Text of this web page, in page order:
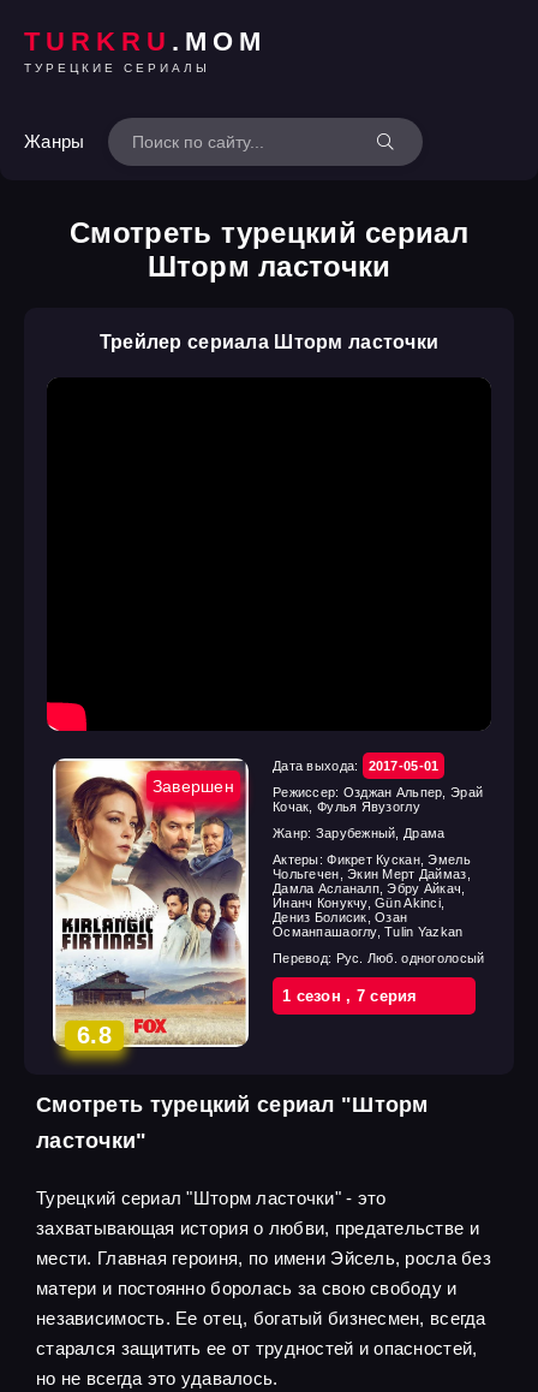
TURKRU .MOM
ТУРЕЦКИЕ СЕРИАЛЫ
Жанры
Смотреть турецкий сериал
Шторм ласточки
Трейлер сериала Шторм ласточки
Завершен
6.8
Дата выхода:
2017-05-01
Режиссер: Озджан Альпер, Эрай
Кочак, Фулья Явузоглу
Жанр: Зарубежный, Драма
Актеры:Фикрет Кускан, Эмель
Чольгечен, Экин Мерт Даймаз,
Дамла Асланалп, Эбру Айкач,
Инанч Конукчу, Gün Akinci,
Дениз Болисик, Озан
Османпашаоглу, Tulin Yazkan
Перевод: Рус. Люб. одноголосый
1 cезон, 7 cерия
Смотреть турецкий сериал "Шторм
ласточки"
Турецкий сериал "Шторм ласточки" - это
захватывающая история о любви, предательстве и
мести. Главная героиня, по имени Эйсель, росла без
матери и постоянно боролась за свою свободу и
независимость. Ее отец, богатый бизнесмен, всегда
старался защитить ее от трудностей и опасностей,
но не всегда это удавалось.